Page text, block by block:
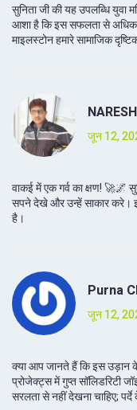
सुनिता जी की यह उपलब्धि युवा
आशा है कि इस सफलता से अधिक
माइलस्टोन हमारे सामाजिक
जून 12,
वाकई में एक गर्व का क्षण! 🚀🌌
सपने देखे और उन्हें साकार करे।
है।
Purna
जून 12,
क्या आप जानते हैं कि इस उड़ान
प्रोजेक्ट्स में गुप्त सॉलिडरिटी
सरलता से नहीं देखना चाहिए;